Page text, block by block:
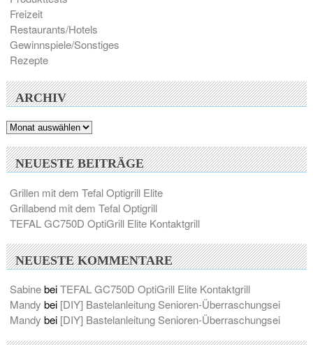
Freizeit
Restaurants/Hotels
Gewinnspiele/Sonstiges
Rezepte
ARCHIV
Archiv
NEUESTE BEITRÄGE
Grillen mit dem Tefal Optigrill Elite
Grillabend mit dem Tefal Optigrill
TEFAL GC750D OptiGrill Elite Kontaktgrill
NEUESTE KOMMENTARE
SabinebeiTEFAL GC750D OptiGrill Elite Kontaktgrill
Mandy bei [DIY] Bastelanleitung Senioren-Überraschungsei
Mandy bei [DIY] Bastelanleitung Senioren-Überraschungsei